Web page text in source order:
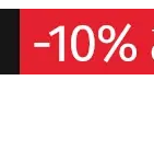
w nowej karcie